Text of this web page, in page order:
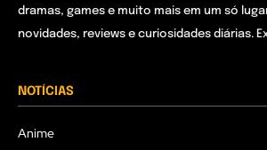
dramas, games e muito mais em um só
novidades, reviews e curiosidades diárias.
NOTÍCIAS
Anime